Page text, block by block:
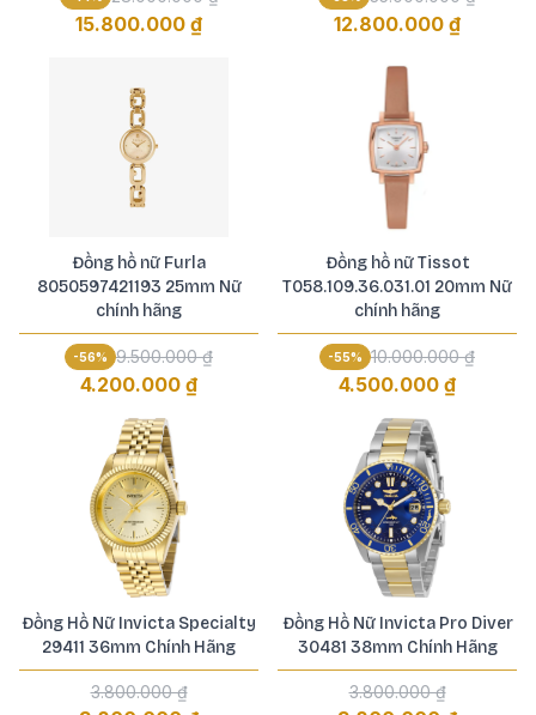
15.800.000 ₫ 12.800.000 ₫
Đồng hồ nữ Furla
8050597421193 25mm Nữ
chính hãng
-56% 9.500.000 ₫
4.200.000 ₫
Đồng hồ nữ Tissot
T058.109.36.031.01 20mm Nữ
chính hãng
-55% 10.000.000 ₫
4.500.000 ₫
Đồng Hồ Nữ Invicta Specialty
29411 36mm Chính Hãng
3.800.000 ₫
Đồng Hồ Nữ Invicta Pro Diver
30481 38mm Chính Hãng
3.800.000 ₫